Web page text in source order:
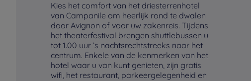
Kies het comfort van het driesterrenhotel
van Campanile om heerlijk rond te dwalen
door Avignon of voor uw zakenreis. Tijdens
het theaterfestival brengen shuttlebussen u
tot 1.00 uur ’s nachtsrechtstreeks naar het
centrum. Enkele van de kenmerken van het
hotel waar u van kunt genieten, zijn gratis
wifi, het restaurant, parkeergelegenheid en